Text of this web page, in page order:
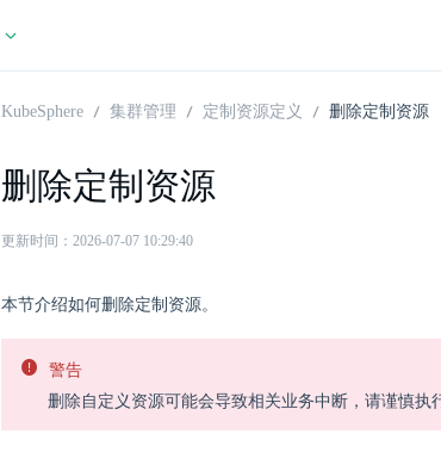
KubeSphere 集群管理 定制资源定义 删除定制资源
删除定制资源
更新时间：2026-07-07 10:29:40
本节介绍如何删除定制资源。
警告
删除自定义资源可能会导致相关业务中断，请谨慎执